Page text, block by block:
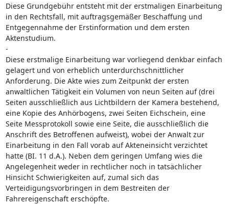
Diese Grundgebühr entsteht mit der erstmaligen Einarbeitung
in den Rechtsfall, mit auftragsgemäßer Beschaffung und
Entgegennahme der Erstinformation und dem ersten
Aktenstudium.
-
Diese erstmalige Einarbeitung war vorliegend denkbar einfach
gelagert und von erheblich unterdurchschnittlicher
Anforderung. Die Akte wies zum Zeitpunkt der ersten
anwaltlichen Tätigkeit ein Volumen von neun Seiten auf (drei
Seiten ausschließlich aus Lichtbildern der Kamera bestehend,
eine Kopie des Anhörbogens, zwei Seiten Eichschein, eine
Seite Messprotokoll sowie eine Seite, die ausschließlich die
Anschrift des Betroffenen aufweist), wobei der Anwalt zur
Einarbeitung in den Fall vorab auf Akteneinsicht verzichtet
hatte (BI. 11 d.A.). Neben dem geringen Umfang wies die
Angelegenheit weder in rechtlicher noch in tatsächlicher
Hinsicht Schwierigkeiten auf, zumal sich das
Verteidigungsvorbringen in dem Bestreiten der
Fahrereigenschaft erschöpfte.